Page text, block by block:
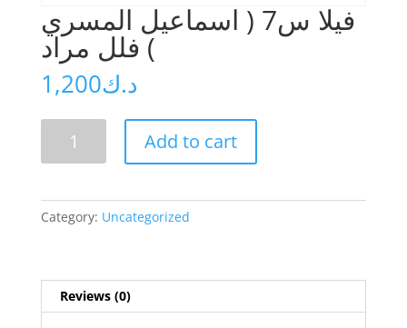
فيلا س7 ( اسماعيل المسري
) فلل مراد
د.ك1,200
المسري
quantity
Add to cart
Category: Uncategorized
Reviews (0)